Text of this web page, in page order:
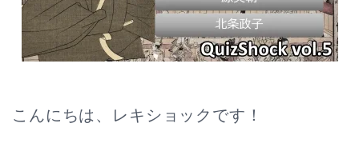
こんにちは、レキショックです！